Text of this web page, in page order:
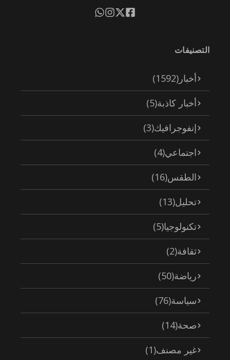
التصنيفات
أخبار (1592)
أخبار كاذبة(5)
إنفوجرافيك(3)
اجتماعي(4)
الطقس(16)
تحليل(13)
تكنولوجيا(5)
ثقافة(2)
رياضة(50)
سياسة(76)
صحة(14)
غير مصنف(1)